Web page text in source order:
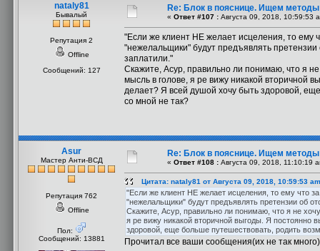
nataly81
Бывалый
Репутация 2
Offline
Сообщений: 127
Re: Блок в пояснице. Ищем методы
« Ответ #107 : Августа 09, 2018, 10:59:53
"Если же клиент НЕ желает исцеления, то ему
"нежелальщики" будут предъявлять
заплатили."
Скажите, Асур, правильно ли понимаю, что я
мысль в голове, я ре вижу никакой вторичной
делает? Я всей душой хочу быть здоровой,
со мной не так?
Asur
Мастер Анти-ВСД
Репутация 762
Offline
Пол:
Сообщений: 13881
Re: Блок в пояснице. Ищем методы
« Ответ #108 : Августа 09, 2018, 11:10:19
Цитата: nataly81 от Августа 09, 2018, 10:59:53 am
"Если же клиент НЕ желает исцеления, то ему что
"нежелальщики" будут предъявлять претензии об
Скажите, Асур, правильно ли понимаю, что я не
я ре вижу никакой вторичной выгоды. Я постоянно
здоровой, еще больше путешествовать, родить
Прочитал все ваши сообщения(их не так